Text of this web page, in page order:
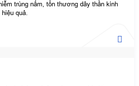
trùng nấm, tổn thương dây thần kinh
quả.